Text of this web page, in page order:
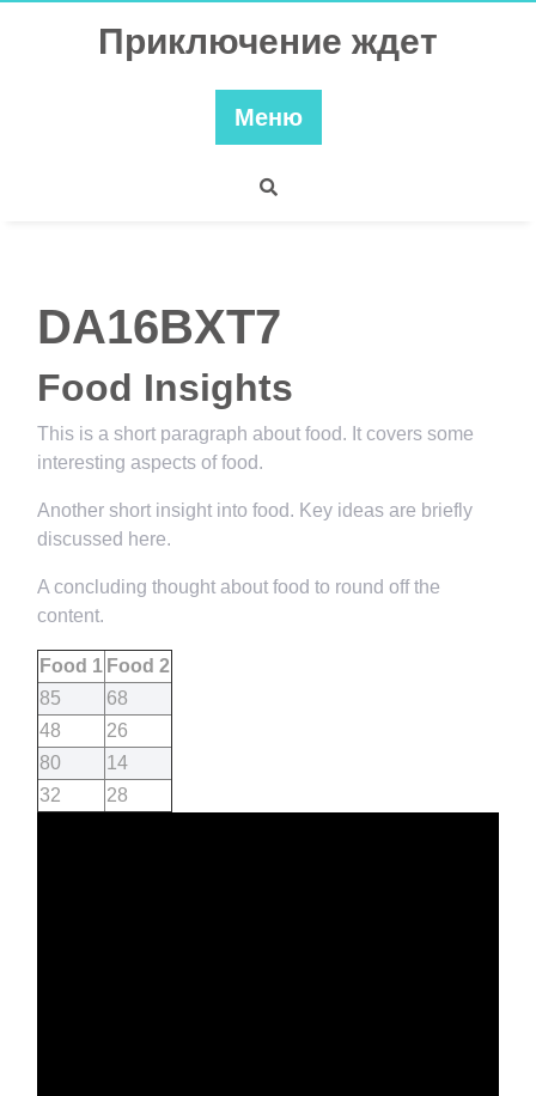
Приключение ждет
Меню
DA16BXT7
Food Insights
This is a short paragraph about food. It covers some
interesting aspects of food.
Another short insight into food. Key ideas are briefly
discussed here.
A concluding thought about food to round off the
content.
Food 1 Food 2
85
68
48
26
80
14
32
28